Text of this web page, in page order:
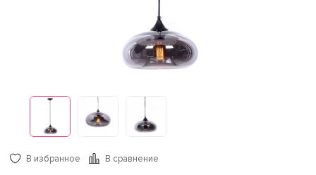
В избранное В сравнение